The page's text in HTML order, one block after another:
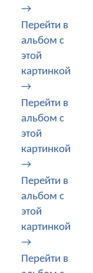
→
Перейти в
альбом с
этой
картинкой
→
Перейти в
альбом с
этой
картинкой
→
Перейти в
альбом с
этой
картинкой
→
Перейти в